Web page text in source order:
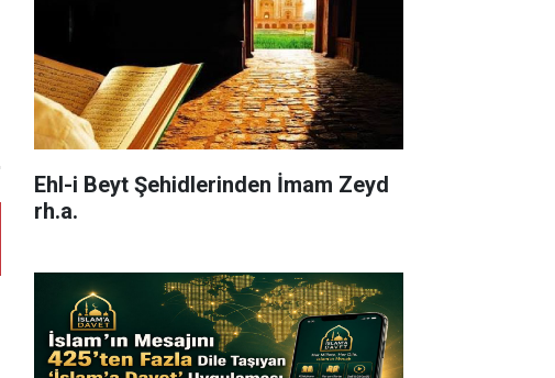
Ehl-i Beyt Şehidlerinden İmam Zeyd
rh.a.